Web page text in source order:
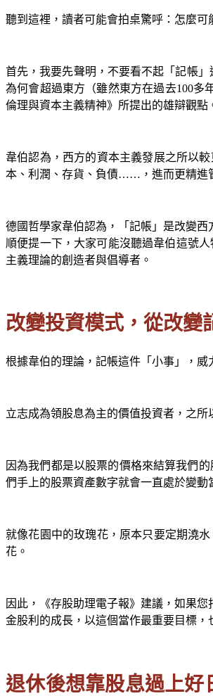
聽到這裡，讀者可能會拍桌驚呼：怎麼
首先，我要先聲明，不要看不起「記帳
為何會超過東方（雖然東方在過去100多
倫理與資本主義精神》所提出的雄辯觀點
韋伯認為，西方的資本主義發展之所以
本、利潤、存貨、負債……，進而更精進
德國哲學家韋伯認為，「記帳」是改變西
順便提一下，大家可能沒聽過韋伯這號
主義理論的創造者與倡導者。
改變投資模式，從改變
根據韋伯的理論，記帳這件「小事」，
立志成為領股息為主的價值投資者，之
因為我們都是以股票的價格來結算我們
們手上的股票資產數字就會一直處於變
就像花園中的玫瑰花，原本只要定期澆
花。
因此，《存股助理電子報》建議，如果
金股利的成長，以這個當作最重要目標
退休後想靠股息過上好